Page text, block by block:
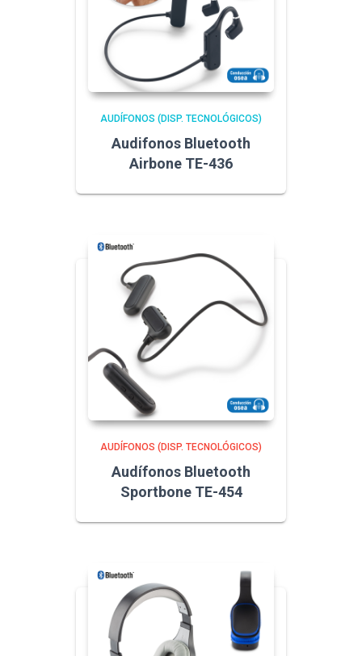
AUDÍFONOS (DISP. TECNOLÓGICOS)
Audifonos Bluetooth
Airbone TE-436
AUDÍFONOS (DISP. TECNOLÓGICOS)
Audífonos Bluetooth
Sportbone TE-454